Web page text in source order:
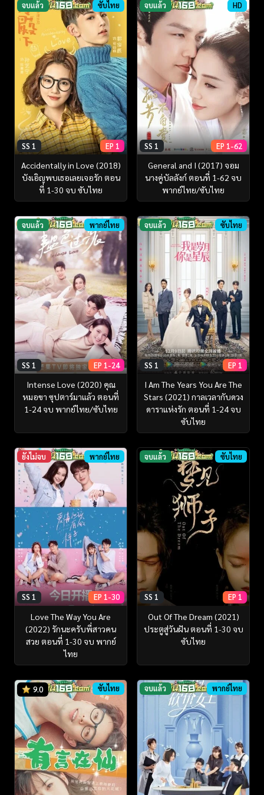
จบแล้ว ซับไทย
SS 1 EP 1
Accidentally in Love (2018)
บังเอิญพบเธอเลยเจอรัก ตอน
ที่ 1-30 จบ ซับไทย
จบแล้ว HD
SS 1 EP 1-62
General and I (2017) จอม
นางคู่บัลลังก์ ตอนที่ 1-62 จบ
พากย์ไทย/ซับไทย
จบแล้ว พากย์ไทย
SS 1 EP 1-24
Intense Love (2020) คุณ
หมอขา ซุปตาร์มาแล้ว ตอนที่
1-24 จบ พากย์ไทย/ซับไทย
จบแล้ว ซับไทย
SS 1 EP 1
I Am The Years You Are The
Stars (2021) กาลเวลากับดวง
ดาราแห่งรัก ตอนที่ 1-24 จบ
ซับไทย
ยังไม่จบ พากย์ไทย
SS 1 EP 1-30
Love The Way You Are
(2022) รักนะครับพี่สาวคน
สวย ตอนที่ 1-30 จบ พากย์
ไทย
จบแล้ว ซับไทย
SS 1 EP 1
Out Of The Dream (2021)
ประตูสู่วันฝัน ตอนที่ 1-30 จบ
ซับไทย
9.0 ซับไทย จบแล้ว พากย์ไทย